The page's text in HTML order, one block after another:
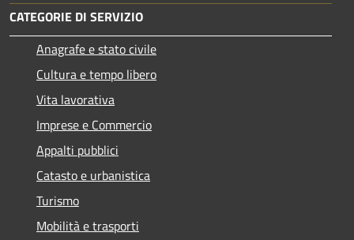
CATEGORIE DI SERVIZIO
Anagrafe e stato civile
Cultura e tempo libero
Vita lavorativa
Imprese e Commercio
Appalti pubblici
Catasto e urbanistica
Turismo
Mobilità e trasporti